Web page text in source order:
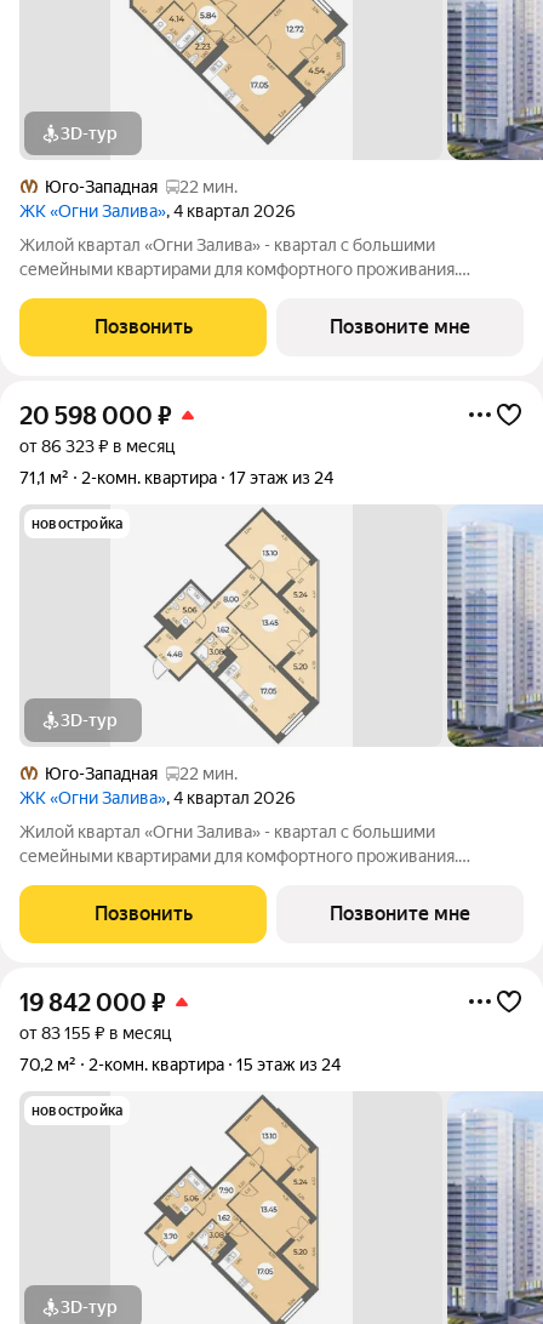
3D-тур
Юго-Западная
22 мин.
ЖК «Огни Залива», 4 квартал 2026
Жилой квартал «Огни Залива» - квартал с большими
семейными квартирами для комфортного проживания.
социальная среда. В проекте IV очереди преобладают двух и
Позвонить Позвоните мне
20 598 000 ₽
от 86 323 ₽ в месяц
71,1 м²
2-комн. квартира 17 этаж из 24
новостройка
3D-тур
Юго-Западная
22 мин.
ЖК «Огни Залива», 4 квартал 2026
Жилой квартал «Огни Залива» - квартал с большими
семейными квартирами для комфортного проживания.
социальная среда. В проекте IV очереди преобладают двух и
Позвонить Позвоните мне
19 842 000 ₽
от 83 155 ₽ в месяц
70,2 м²
2-комн. квартира 15 этаж из 24
новостройка
3D-тур